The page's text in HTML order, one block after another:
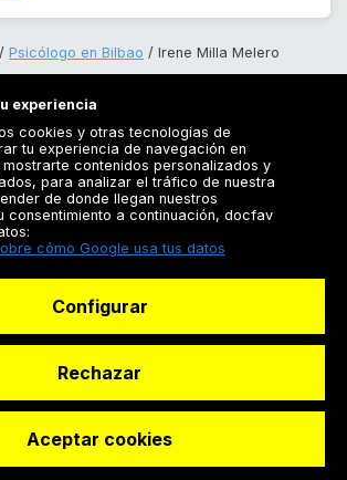
Solicitar reserva
Psicólogo en Bilbao Irene Milla Melero
Registrarse
Technologies S.L
experiencia
cookies y otras tecnologías de
tu experiencia de navegación en
contenidos personalizados y
para analizar el tráfico de nuestra
de donde llegan nuestros
consentimiento a continuación, docfav
cómo Google usa tus datos
Configurar
Rechazar
Aceptar cookies